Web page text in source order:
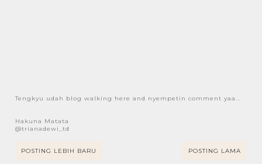
Tengkyu udah blog walking here and nyempetin comment yaa...
Hakuna Matata
@trianadewi_td
POSTING LEBIH BARU POSTING LAMA